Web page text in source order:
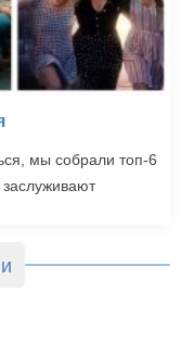
мы собрали топ-6